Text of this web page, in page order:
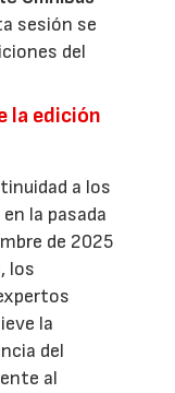
sesión se
del
la edición
a los
la pasada
de 2025
los
la
del
al